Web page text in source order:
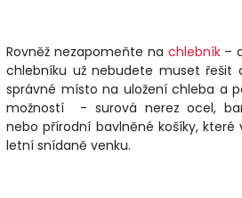
Rovněž nezapomeňte na chlebník–
chlebníku už nebudete muset
správné místo na uložení chleba a
možností - surová nerez ocel,
nebo přírodní bavlněné košíky,
letní snídaně venku.